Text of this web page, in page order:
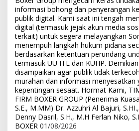
informasi bohong dan penyerangan
publik digital. Kami saat ini tengah
digital (termasuk jejak akun media
terkait) untuk segera melayangkan
menempuh langkah hukum pidana
berdasarkan ketentuan perundang-
termasuk UU ITE dan KUHP.
disampaikan agar publik tidak
murahan dan informasi menyesatkan
kepentingan sesaat. Hormat Kami,
FIRM BOXER GROUP (Penerima
S.E., M.MM) Dr. Azzuhri Al Bajuri,
Denny Dasril, S.H., M.H Ferlan Niko,
BOXER 01/08/2026